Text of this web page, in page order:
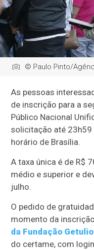
© Paulo Pinto/
As pessoas
de inscrição para a
Público Nacional
solicitação até
horário de Brasília.
A taxa única é de R$
médio e superior e
julho.
O pedido de
momento da
da Fundação
do certame, com